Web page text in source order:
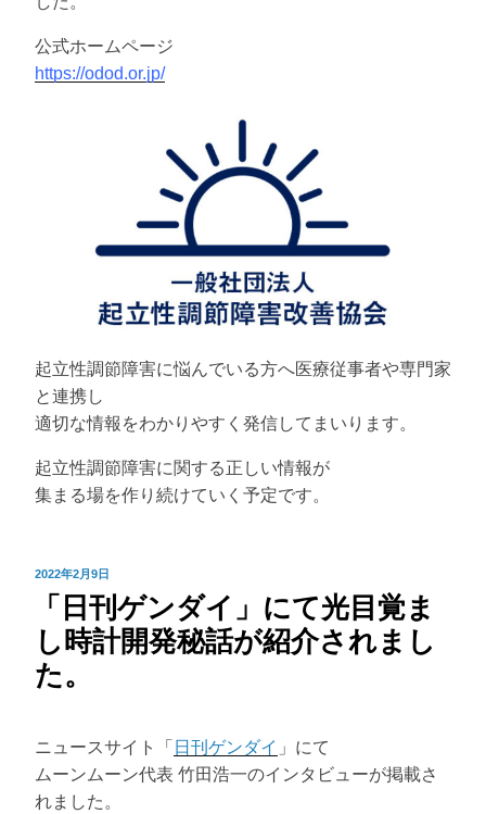
公式ホームページ
https://odod.or.jp/
起立性調節障害に悩んでいる方へ医療従事者や専門家
と連携し
適切な情報をわかりやすく発信してまいります。
起立性調節障害に関する正しい情報が
集まる場を作り続けていく予定です。
投
日:
2022年2月9日
「日刊ゲンダイ」にて光目覚ま
し時計開発秘話が紹介されまし
た。
ニュースサイト「 日刊ゲンダイ 」にて
ムーンムーン代表 竹田浩一のインタビューが掲載さ
れました。